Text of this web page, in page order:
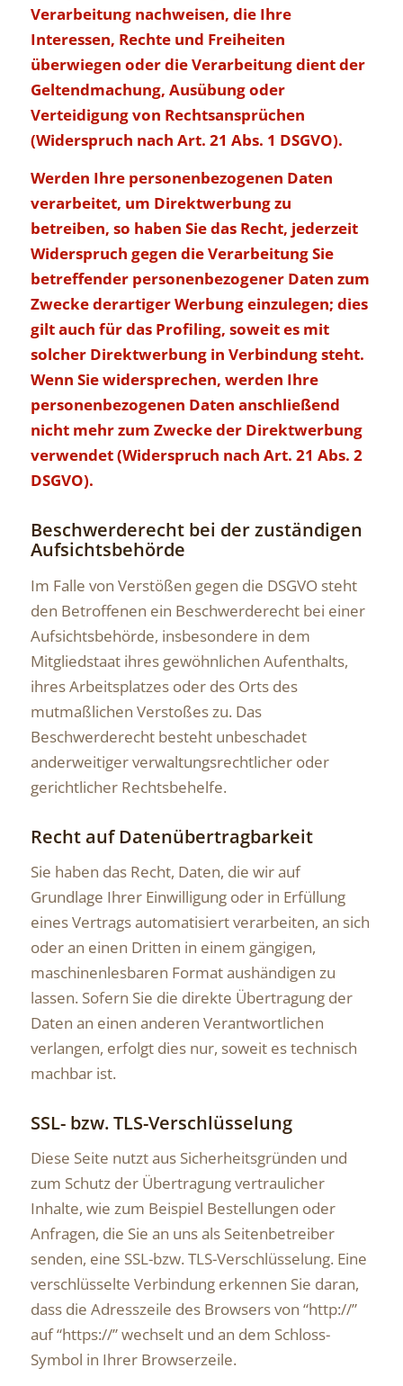
Verarbeitung nachweisen, die Ihre
Interessen, Rechte und Freiheiten
überwiegen oder die Verarbeitung dient der
Geltendmachung, Ausübung oder
Verteidigung von Rechtsansprüchen
(Widerspruch nach Art. 21 Abs. 1 DSGVO).
Werden Ihre personenbezogenen Daten
verarbeitet, um Direktwerbung zu
betreiben, so haben Sie das Recht, jederzeit
Widerspruch gegen die Verarbeitung Sie
betreffender personenbezogener Daten zum
Zwecke derartiger Werbung einzulegen; dies
gilt auch für das Profiling, soweit es mit
solcher Direktwerbung in Verbindung steht.
Wenn Sie widersprechen, werden Ihre
personenbezogenen Daten anschließend
nicht mehr zum Zwecke der Direktwerbung
verwendet (Widerspruch nach Art. 21 Abs. 2
DSGVO).
Beschwerderecht bei der zuständigen
Aufsichtsbehörde
Im Falle von Verstößen gegen die DSGVO steht
den Betroffenen ein Beschwerderecht bei einer
Aufsichtsbehörde, insbesondere in dem
Mitgliedstaat ihres gewöhnlichen Aufenthalts,
ihres Arbeitsplatzes oder des Orts des
mutmaßlichen Verstoßes zu. Das
Beschwerderecht besteht unbeschadet
anderweitiger verwaltungsrechtlicher oder
gerichtlicher Rechtsbehelfe.
Recht auf Datenübertragbarkeit
Sie haben das Recht, Daten, die wir auf
Grundlage Ihrer Einwilligung oder in Erfüllung
eines Vertrags automatisiert verarbeiten, an sich
oder an einen Dritten in einem gängigen,
maschinenlesbaren Format aushändigen zu
lassen. Sofern Sie die direkte Übertragung der
Daten an einen anderen Verantwortlichen
verlangen, erfolgt dies nur, soweit es technisch
machbar ist.
SSL- bzw. TLS-Verschlüsselung
Diese Seite nutzt aus Sicherheitsgründen und
zum Schutz der Übertragung vertraulicher
Inhalte, wie zum Beispiel Bestellungen oder
Anfragen, die Sie an uns als Seitenbetreiber
senden, eine SSL-bzw. TLS-Verschlüsselung. Eine
verschlüsselte Verbindung erkennen Sie daran,
dass die Adresszeile des Browsers von “http://”
auf “https://” wechselt und an dem Schloss-
Symbol in Ihrer Browserzeile.